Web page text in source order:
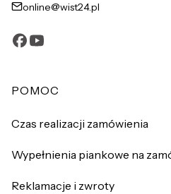
online@wist24.pl
Linki w stopce
POMOC
Czas realizacji zamówienia
Wypełnienia piankowe na
Reklamacje i zwroty